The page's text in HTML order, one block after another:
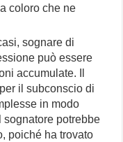
coloro che ne
sognare di
può essere
accumulate. Il
il subconscio di
in modo
sognatore potrebbe
poiché ha trovato